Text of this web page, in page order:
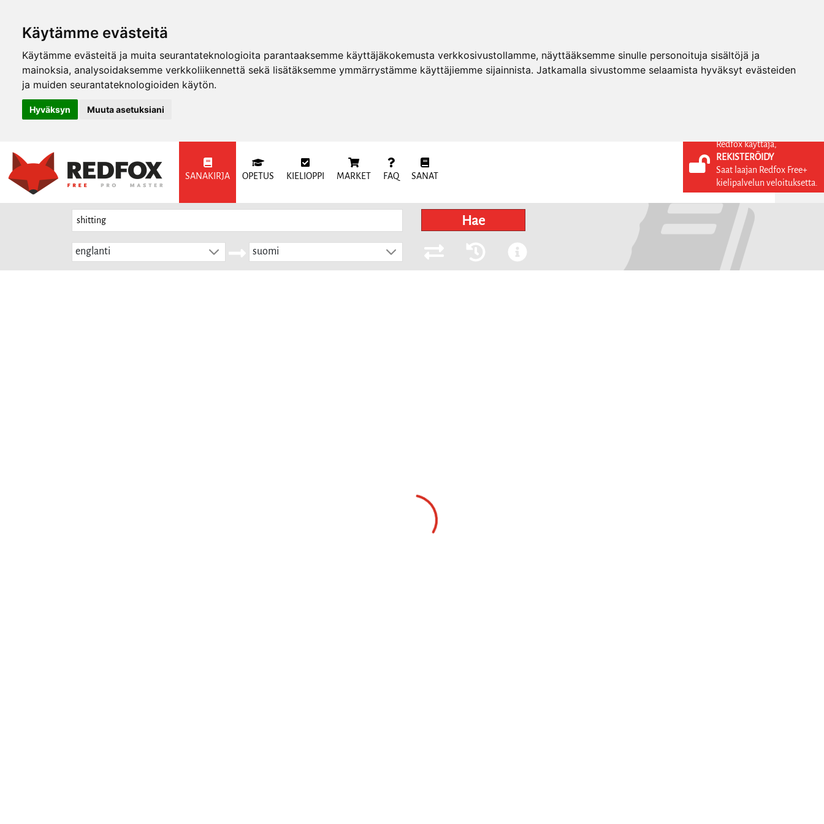
Käytämme evästeitä
Käytämme evästeitä ja muita seurantateknologioita parantaaksemme käyttäjäkokemusta verkkosivustollamme, näyttääksemme sinulle personoituja sisältöjä ja
mainoksia, analysoidaksemme verkkoliikennettä sekä lisätäksemme ymmärrystämme käyttäjiemme sijainnista. Jatkamalla sivustomme selaamista hyväksyt evästeiden
ja muiden seurantateknologioiden käytön.
Hyväksyn Muuta asetuksiani
SANAKIRJA OPETUS KIELIOPPI MARKET FAQ SANAT
KIRJAUDU SISÄÄN
REKISTERÖIDY
FI
Hae
englanti suomi
Redfox käyttäjä,
REKISTERÖIDY
Saat laajan Redfox Free+
kielipalvelun veloituksetta.